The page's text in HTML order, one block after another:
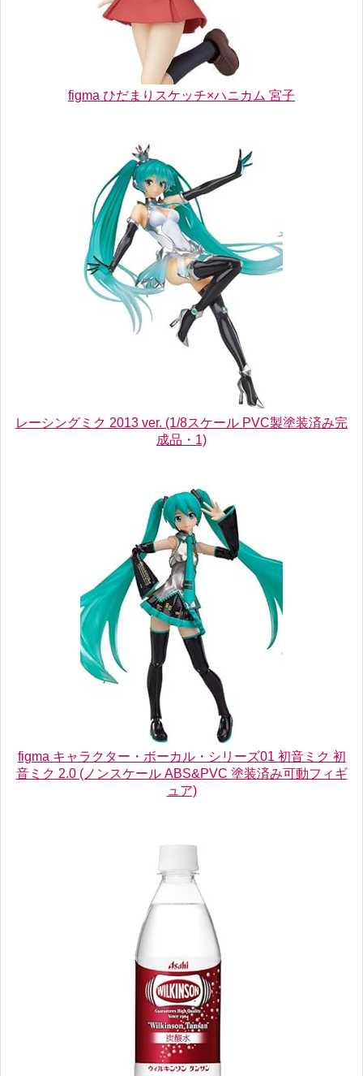
figma ひだまりスケッチ×ハニカム 宮子
レーシングミク 2013 ver. (1/8スケール PVC製塗装済み完
成品・1)
figma キャラクター・ボーカル・シリーズ01 初音ミク 初
音ミク 2.0 (ノンスケール ABS&PVC 塗装済み可動フィギ
ュア)